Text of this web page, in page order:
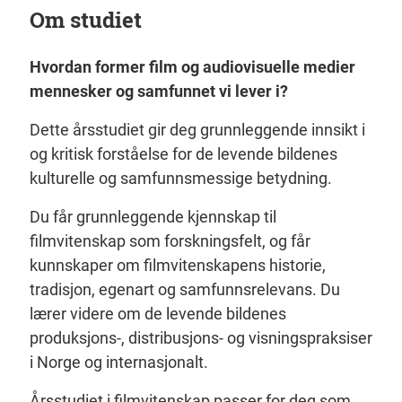
Om studiet
Hvordan former film og audiovisuelle medier
mennesker og samfunnet vi lever i?
Dette årsstudiet gir deg grunnleggende innsikt i
og kritisk forståelse for de levende bildenes
kulturelle og samfunnsmessige betydning.
Du får grunnleggende kjennskap til
filmvitenskap som forskningsfelt, og får
kunnskaper om filmvitenskapens historie,
tradisjon, egenart og samfunnsrelevans. Du
lærer videre om de levende bildenes
produksjons-, distribusjons- og visningspraksiser
i Norge og internasjonalt.